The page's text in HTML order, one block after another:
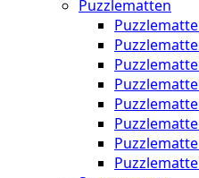
Puzzlematten